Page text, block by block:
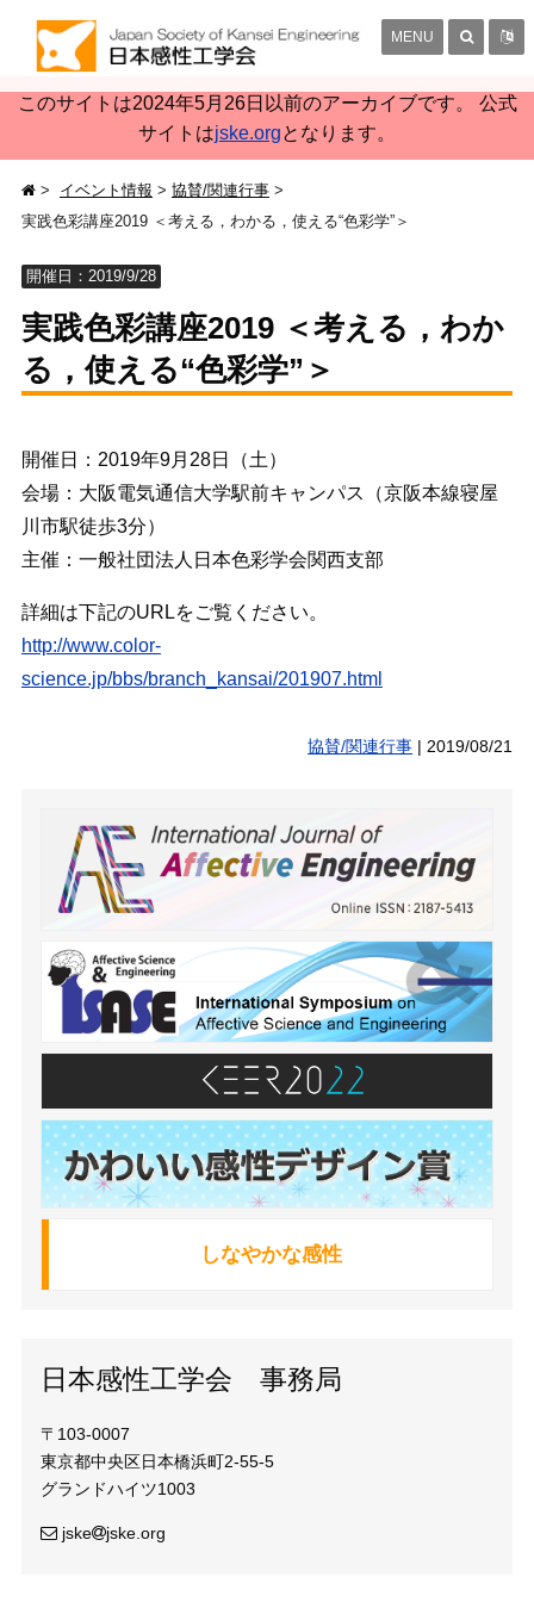
このサイトは2024年5月26日以前のアーカイブです。 公式
サイトはjske.orgとなります。
MENU
イベント情報
協賛/関連行事
実践色彩講座2019 ＜考える，わかる，使える“色彩学”＞
開催日：2019/9/28
実践色彩講座2019 ＜考える，わか
る，使える“色彩学”＞
開催日：2019年9月28日（土）
会場：大阪電気通信大学駅前キャンパス（京阪本線寝屋
川市駅徒歩3分）
主催：一般社団法人日本色彩学会関西支部
詳細は下記のURLをご覧ください。
http://www.color-
science.jp/bbs/branch_kansai/201907.html
協賛/関連行事 |2019/08/21
しなやかな感性
日本感性工学会 事務局
〒103-0007
東京都中央区日本橋浜町2-55-5
グランドハイツ1003
jske jske.org